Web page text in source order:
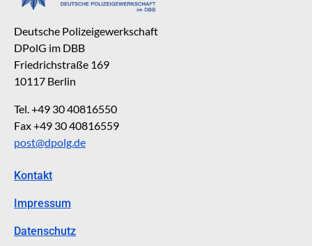
Deutsche Polizeigewerkschaft
DPolG im DBB
Friedrichstraße 169
10117 Berlin
Tel. +49 30 40816550
Fax +49 30 40816559
post@dpolg.de
Kontakt
Impressum
Datenschutz